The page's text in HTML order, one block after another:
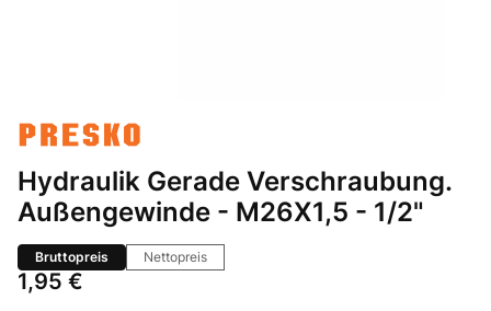
Hydraulik Gerade Verschraubung.
Außengewinde - M26X1,5 - 1/2"
Bruttopreis Nettopreis
Preis
1,95 €